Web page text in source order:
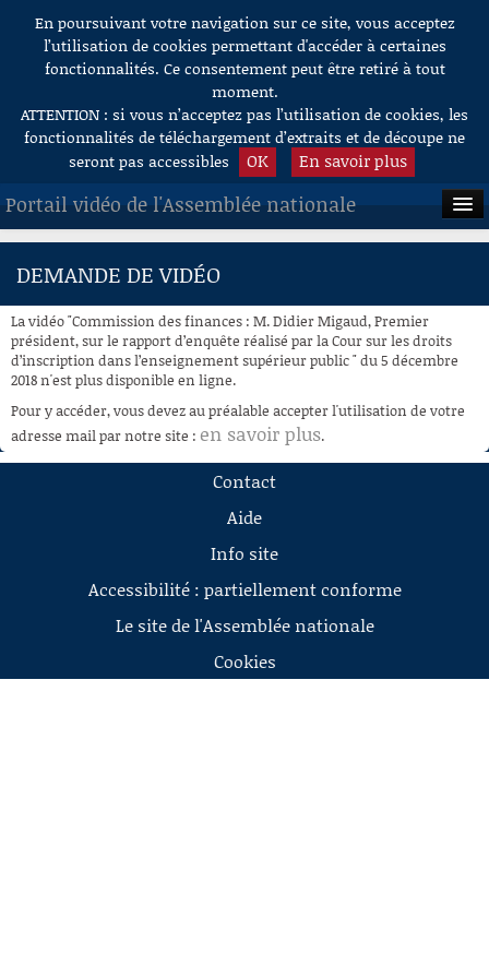
Aller au contenu
En poursuivant votre navigation sur ce site, vous acceptez
l’utilisation de cookies permettant d'accéder à certaines
fonctionnalités. Ce consentement peut être retiré à tout
moment.
ATTENTION : si vous n’acceptez pas l’utilisation de cookies, les
fonctionnalités de téléchargement d’extraits et de découpe ne
seront pas accessibles
OK En savoir plus
Portail vidéo de l'Assemblée nationale
ACCUEIL
À LA DEMANDE
RECHERCHE
AIDE À LA DÉCOUPE
DE VIDÉOS
DEMANDE DE VIDÉO
La vidéo "Commission des finances : M. Didier Migaud, Premier
président, sur le rapport d’enquête réalisé par la Cour sur les droits
d’inscription dans l’enseignement supérieur public " du 5 décembre
2018 n'est plus disponible en ligne.
Pour y accéder, vous devez au préalable accepter l'utilisation de votre
adresse mail par notre site : en savoir plus.
Contact
Aide
Info site
Accessibilité : partiellement conforme
Le site de l'Assemblée nationale
Cookies